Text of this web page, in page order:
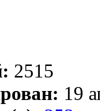
2515
19